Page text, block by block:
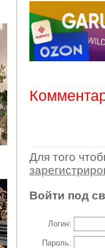
Для того
Войти под
Логин:
Пароль: